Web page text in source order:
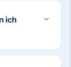
ich